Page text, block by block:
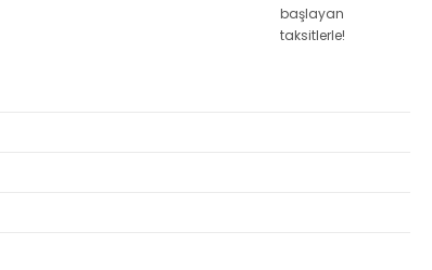
başlayan
taksitlerle!